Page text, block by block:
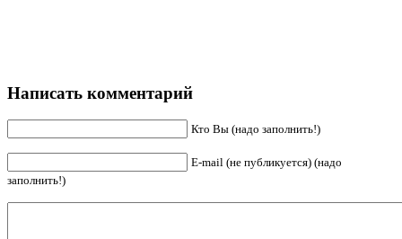
Написать комментарий
Кто Вы (надо заполнить!)
E-mail (не публикуется) (надо
заполнить!)